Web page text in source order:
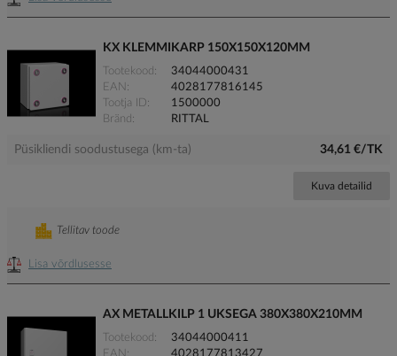
KX KLEMMIKARP 150X150X120MM
Tootekood
34044000431
EAN
4028177816145
Tootja ID
1500000
Bränd
RITTAL
Püsikliendi soodustusega (km-ta) 34,61 €/TK
Kuva detailid
Lisa võrdlusesse
Tellitav toode
AX METALLKILP 1 UKSEGA 380X380X210MM
Tootekood
34044000411